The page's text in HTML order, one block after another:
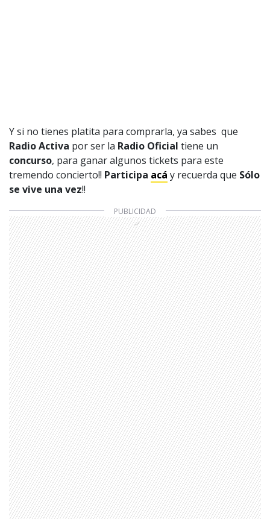
Y si no tienes platita para comprarla, ya sabes que
Radio Activa por ser la Radio Oficial tiene un
concurso, para ganar algunos tickets para este
tremendo concierto!! Participa acá y recuerda que Sólo
se vive una vez!!